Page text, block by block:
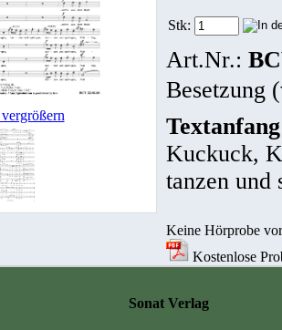
Stk:
Art.Nr.:
Besetzung
Kuckuck,
tanzen und
Keine Hörprobe
Kostenlose
Sonat Verlag